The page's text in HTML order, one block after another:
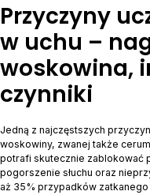
Przyczyny
w uchu –
woskowina,
czynniki
Jedną z najczęstszych
woskowiny, zwanej także
potrafi skutecznie zablokować
pogorszenie słuchu oraz
aż 35% przypadków zatkanego